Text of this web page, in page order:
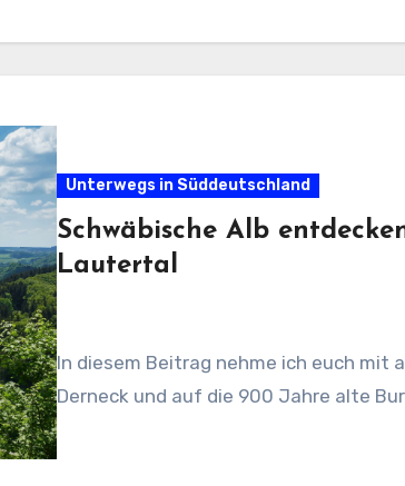
Unterwegs in Süddeutschland
Schwäbische Alb
Lautertal
In diesem Beitrag nehme ich euch mit
Derneck und auf die 900 Jahre alte